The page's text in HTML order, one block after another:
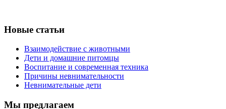
Новые статьи
Взаимодействие с животными
Дети и домашние питомцы
Воспитание и современная техника
Причины невнимательности
Невнимательные дети
Мы предлагаем